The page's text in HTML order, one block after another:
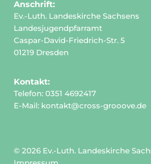
Anschrift:
Ev.-Luth. Landeskirche Sachsens
Landesjugendpfarramt
Caspar-David-Friedrich-Str. 5
01219 Dresden
Kontakt:
Telefon: 0351 4692417
E-Mail: kontakt@cross-grooove.de
© 2026 Ev.-Luth. Landeskirche